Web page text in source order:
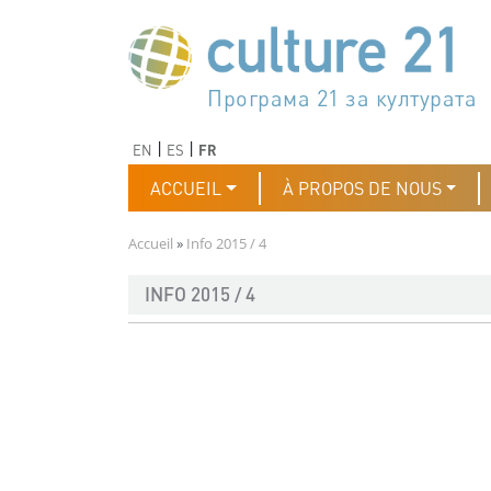
جدول أعمال القرن 21 للثقافة
Програма 21 за културата
Agenda 21 de la cultura
Agjenda 21 për kulturë
Agenda 21 van cultuur
Agenda 21 for culture
Kulturaren Agenda 21
Agenda 21 de la culture
Axenda 21 da cultura
Agenda 21 für Kultur
Agenda 21 della cultura
文化のためのアジェンダ21
دستورکار 21 برای فرهنگ
Agenda 21 dla kultury
Agenda 21 da cultura
Повестка дня 21 для
Agenda 21 za kulturu
Agenda 21 de la cultura
Agenda 21 för kulturen
Kültür için Gündem 21
Порядок денний 21 для
EN ES FR
Navigation principale
ACCUEIL À PROPOS DE NOUS
Fil d'Ariane
Accueil Info 2015 / 4
INFO 2015 / 4